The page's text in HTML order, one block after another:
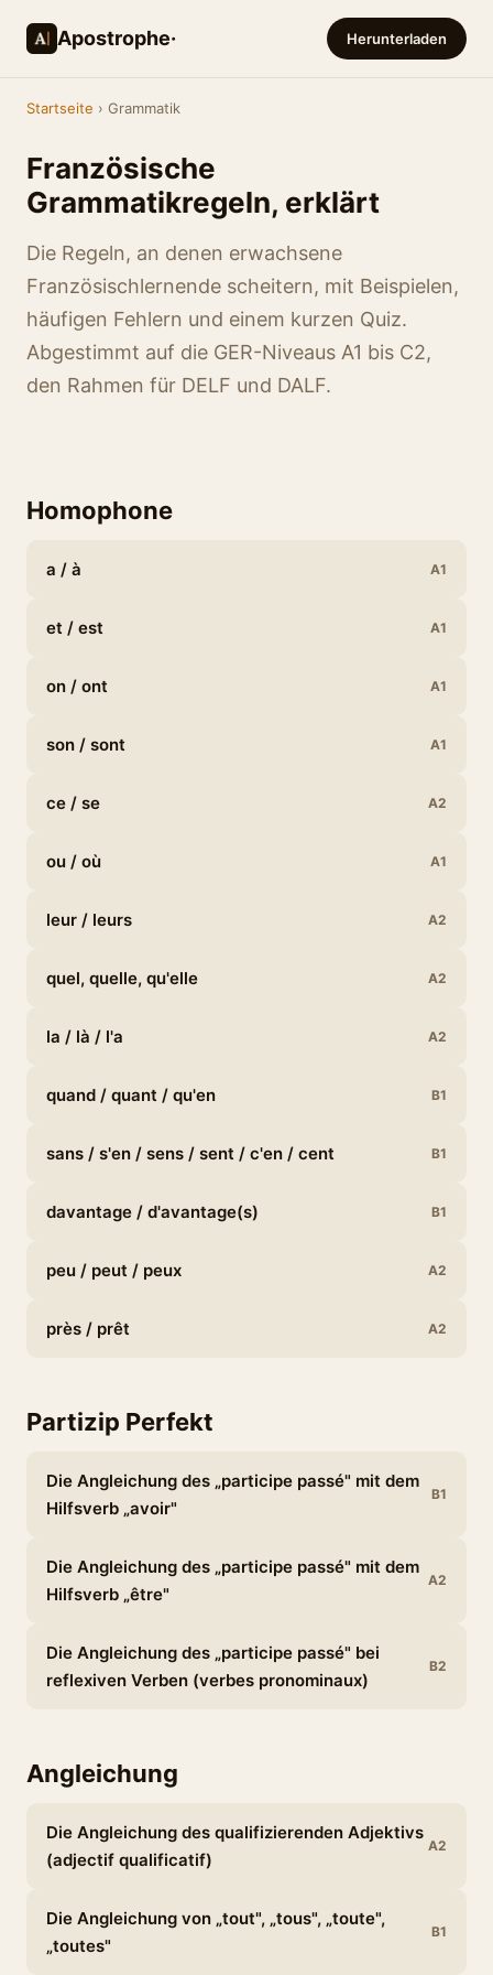
Apostrophe· Herunterladen
Startseite › Grammatik
Französische
Grammatikregeln, erklärt
Die Regeln, an denen erwachsene
Französischlernende scheitern, mit Beispielen,
häufigen Fehlern und einem kurzen Quiz.
Abgestimmt auf die GER-Niveaus A1 bis C2,
den Rahmen für DELF und DALF.
Homophone
a / à A1
et / est A1
on / ont A1
son / sont A1
ce / se A2
ou / où A1
leur / leurs A2
quel, quelle, qu'elle A2
la / là / l'a A2
quand / quant / qu'en B1
sans / s'en / sens / sent / c'en / cent B1
davantage / d'avantage(s) B1
peu / peut / peux A2
près / prêt A2
Partizip Perfekt
Die Angleichung des „participe passé" mit dem
Hilfsverb „avoir"
B1
Die Angleichung des „participe passé" mit dem
Hilfsverb „être"
A2
Die Angleichung des „participe passé" bei
reflexiven Verben (verbes pronominaux)
B2
Angleichung
Die Angleichung des qualifizierenden Adjektivs
(adjectif qualificatif)
A2
Die Angleichung von „tout", „tous", „toute",
„toutes"
B1